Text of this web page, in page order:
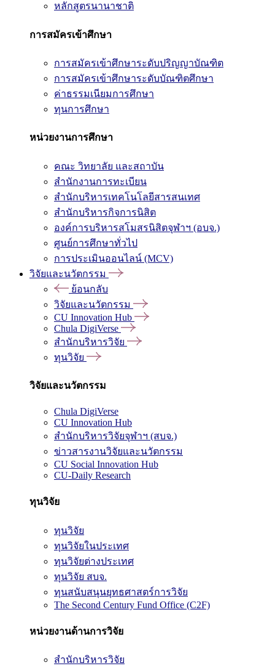
หลักสูตรนานาชาติ
การสมัครเข้าศึกษา
การสมัครเข้าศึกษาระดับปริญญาบัณฑิต
การสมัครเข้าศึกษาระดับบัณฑิตศึกษา
ค่าธรรมเนียมการศึกษา
ทุนการศึกษา
หน่วยงานการศึกษา
คณะ วิทยาลัย และสถาบัน
สำนักงานการทะเบียน
สำนักบริหารเทคโนโลยีสารสนเทศ
สำนักบริหารกิจการนิสิต
องค์การบริหารสโมสรนิสิตจุฬาฯ (อบจ.)
ศูนย์การศึกษาทั่วไป
การประเมินออนไลน์ (MCV)
วิจัยและนวัตกรรม
ย้อนกลับ
วิจัยและนวัตกรรม
CU Innovation Hub
Chula DigiVerse
สำนักบริหารวิจัย
ทุนวิจัย
วิจัยและนวัตกรรม
Chula DigiVerse
CU Innovation Hub
สำนักบริหารวิจัยจุฬาฯ (สบจ.)
ข่าวสารงานวิจัยและนวัตกรรม
CU Social Innovation Hub
CU-Daily Research
ทุนวิจัย
ทุนวิจัย
ทุนวิจัยในประเทศ
ทุนวิจัยต่างประเทศ
ทุนวิจัย สบจ.
ทุนสนับสนุนยุทธศาสตร์การวิจัย
The Second Century Fund Office (C2F)
หน่วยงานด้านการวิจัย
สำนักบริหารวิจัย